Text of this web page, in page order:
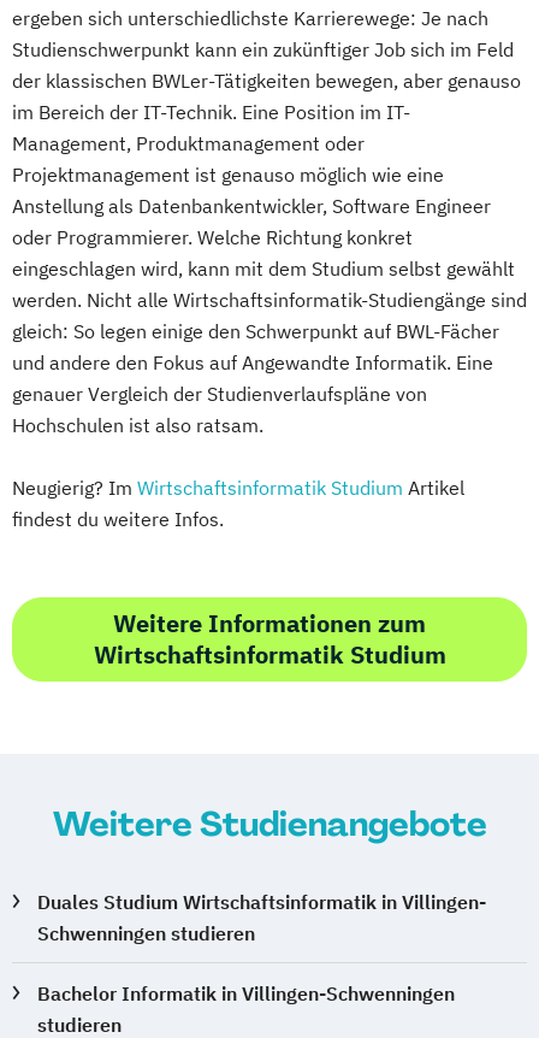
ergeben sich unterschiedlichste Karrierewege: Je nach
Studienschwerpunkt kann ein zukünftiger Job sich im Feld
der klassischen BWLer-Tätigkeiten bewegen, aber genauso
im Bereich der IT-Technik. Eine Position im IT-
Management, Produktmanagement oder
Projektmanagement ist genauso möglich wie eine
Anstellung als Datenbankentwickler, Software Engineer
oder Programmierer. Welche Richtung konkret
eingeschlagen wird, kann mit dem Studium selbst gewählt
werden. Nicht alle Wirtschaftsinformatik-Studiengänge sind
gleich: So legen einige den Schwerpunkt auf BWL-Fächer
und andere den Fokus auf Angewandte Informatik. Eine
genauer Vergleich der Studienverlaufspläne von
Hochschulen ist also ratsam.
Neugierig? Im Wirtschaftsinformatik Studium Artikel
findest du weitere Infos.
Weitere Informationen zum
Wirtschaftsinformatik Studium
Weitere Studienangebote
Duales Studium Wirtschaftsinformatik in Villingen-
Schwenningen studieren
Bachelor Informatik in Villingen-Schwenningen
studieren